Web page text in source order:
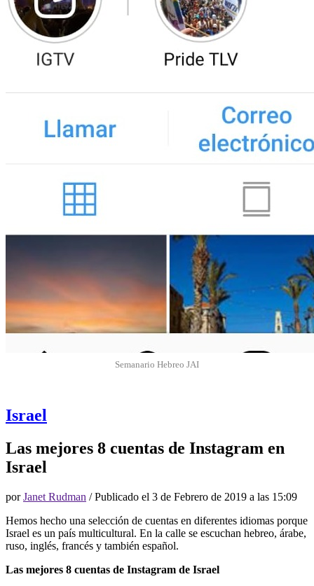
Semanario Hebreo JAI
Israel
Las mejores 8 cuentas de Instagram en
Israel
porJanet Rudman / Publicado el 3 de Febrero de 2019 a las 15:09
Hemos hecho una selección de cuentas en diferentes idiomas porque
Israel es un país multicultural. En la calle se escuchan hebreo, árabe,
ruso, inglés, francés y también español.
Las mejores 8 cuentas de Instagram de Israel